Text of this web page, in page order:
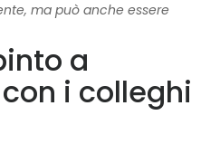
ma può anche essere
a
i colleghi